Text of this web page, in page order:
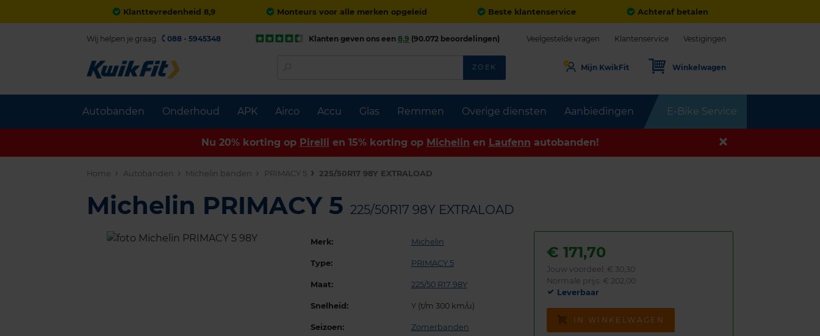
Klanttevredenheid 8,9 Monteurs voor alle merken opgeleid Beste klantenservice Achteraf betalen
Autobanden Onderhoud APK Airco Accu Glas Remmen Overige diensten Aanbiedingen E-Bike Service
Wij helpen je graag. 088 - 5945348 Klanten geven ons een 8,9 (90.072 beoordelingen) Veelgestelde vragen Klantenservice Vestigingen
ZOEK Mijn KwikFit Winkelwagen
Nu 20% korting op Pirelli en 15% korting op Michelin en Laufenn autobanden!
Home Autobanden Michelin banden PRIMACY 5 225/50R17 98Y EXTRALOAD
Michelin PRIMACY 5 225/50R17 98Y EXTRALOAD
Merk: Michelin
Type: PRIMACY 5
Maat: 225/50 R17 98Y
Snelheid: Y (t/m 300 km/u)
Seizoen: Zomerbanden
€171,70
Jouw voordeel: € 30,30
Normale prijs: € 202,00
Leverbaar
IN WINKELWAGEN